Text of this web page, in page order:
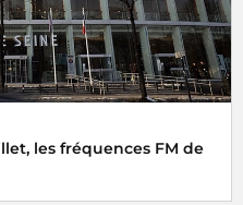
les fréquences FM de